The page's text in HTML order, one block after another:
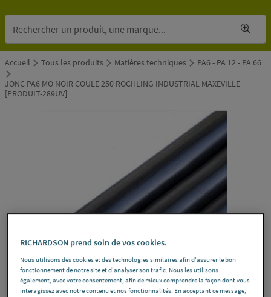
Accueil Tous les produits Matières techniques
PA6 - PA 12 - PA 66
JONC PA6 MO NOIR COULE 250 ROCHLING INDUSTRIAL MAXEVILLE
[PRODUIT-289UV]
RICHARDSON prend soin de vos cookies.
Nous utilisons des cookies et des technologies similaires afin d'assurer le bon
fonctionnement de notre site et d'analyser son trafic. Nous les utilisons
également, avec votre consentement, afin de mieux comprendre la façon dont vous
interagissez avec notre contenu et nos fonctionnalités. En acceptant ce message,